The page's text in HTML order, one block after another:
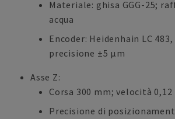
Materiale: ghisa GGG-25;
acqua
Encoder: Heidenhain LC
precisione ±5 µm
Asse Z:
Corsa 300 mm; velocità
Precisione di